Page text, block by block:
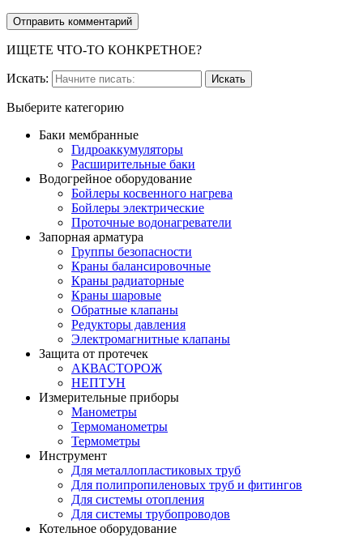
ИЩЕТЕ ЧТО-ТО КОНКРЕТНОЕ?
Искать:
Выберите категорию
Баки мембранные
Гидроаккумуляторы
Расширительные баки
Водогрейное оборудование
Бойлеры косвенного нагрева
Бойлеры электрические
Проточные водонагреватели
Запорная арматура
Группы безопасности
Краны балансировочные
Краны радиаторные
Краны шаровые
Обратные клапаны
Редукторы давления
Электромагнитные клапаны
Защита от протечек
АКВАСТОРОЖ
НЕПТУН
Измерительные приборы
Манометры
Термоманометры
Термометры
Инструмент
Для металлопластиковых труб
Для полипропиленовых труб и фитингов
Для системы отопления
Для системы трубопроводов
Котельное оборудование